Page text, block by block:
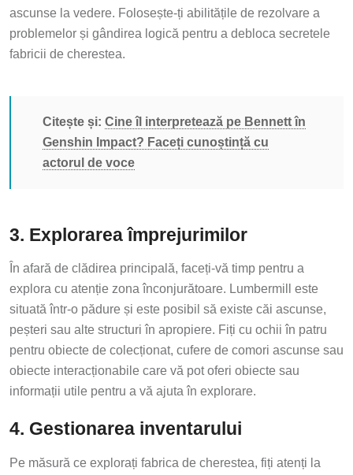
ascunse la vedere. Folosește-ți abilitățile de rezolvare a
problemelor și gândirea logică pentru a debloca secretele
fabricii de cherestea.
Citește și: Cine îl interpretează pe Bennett în
Genshin Impact? Faceți cunoștință cu
actorul de voce
3. Explorarea împrejurimilor
În afară de clădirea principală, faceți-vă timp pentru a
explora cu atenție zona înconjurătoare. Lumbermill este
situată într-o pădure și este posibil să existe căi ascunse,
peșteri sau alte structuri în apropiere. Fiți cu ochii în patru
pentru obiecte de colecționat, cufere de comori ascunse sau
obiecte interacționabile care vă pot oferi obiecte sau
informații utile pentru a vă ajuta în explorare.
4. Gestionarea inventarului
Pe măsură ce explorați fabrica de cherestea, fiți atenți la